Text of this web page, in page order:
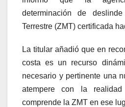
determinación de
Terrestre (ZMT) certificada
La titular añadió que en
costa es un recurso
necesario y pertinente una
atempere con la
comprende la ZMT en ese